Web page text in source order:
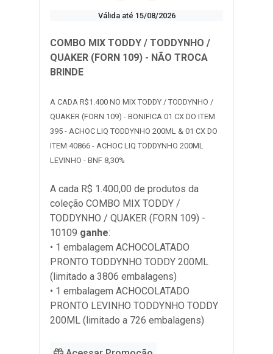
Válida até 15/08/2026
COMBO MIX TODDY / TODDYNHO /
QUAKER (FORN 109) - NÃO TROCA
BRINDE
A CADA R$1.400 NO MIX TODDY / TODDYNHO /
QUAKER (FORN 109) - BONIFICA 01 CX DO ITEM
395 - ACHOC LIQ TODDYNHO 200ML & 01 CX DO
ITEM 40866 - ACHOC LIQ TODDYNHO 200ML
LEVINHO - BNF 8,30%
A cada R$ 1.400,00 de produtos da
coleção COMBO MIX TODDY /
TODDYNHO / QUAKER (FORN 109) -
10109 ganhe:
• 1 embalagem ACHOCOLATADO
PRONTO TODDYNHO TODDY 200ML
(limitado a 3806 embalagens)
• 1 embalagem ACHOCOLATADO
PRONTO LEVINHO TODDYNHO TODDY
200ML (limitado a 726 embalagens)